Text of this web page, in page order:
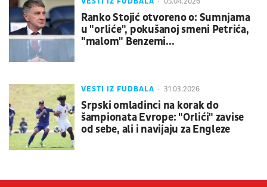
Ranko Stojić otvoreno o: Sumnjama
u "orliće", pokušanoj smeni Petrića,
"malom" Benzemi...
VESTI IZ FUDBALA 31.03.2026
Srpski omladinci na korak do
šampionata Evrope: "Orlići" zavise
od sebe, ali i navijaju za Engleze